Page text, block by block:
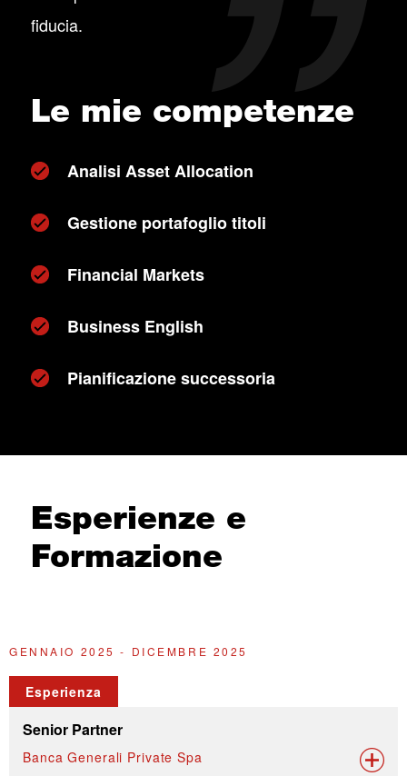
fiducia.
Le mie competenze
Analisi Asset Allocation
Gestione portafoglio titoli
Financial Markets
Business English
Pianificazione successoria
Esperienze e
Formazione
GENNAIO 2025 - DICEMBRE 2025
Esperienza
Senior Partner
Banca Generali Private Spa